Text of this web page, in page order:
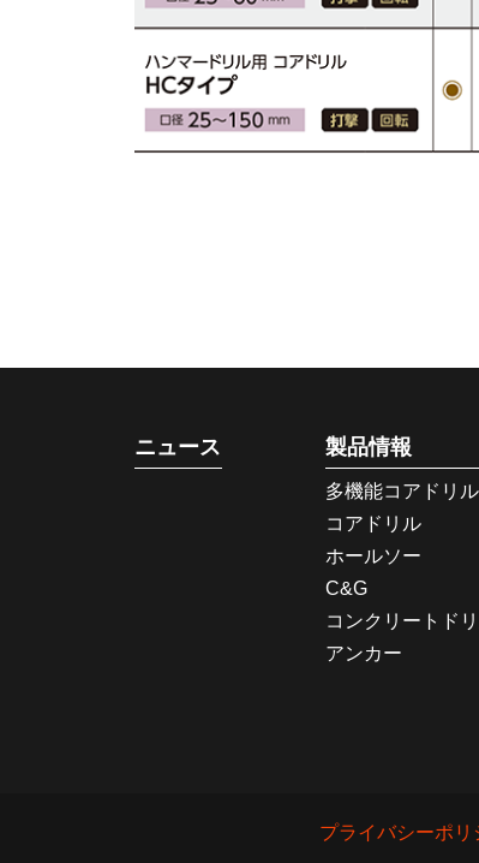
ニュース 製品情報
多機能コアドリ
コアドリル
ホールソー
C&G
コンクリートド
アンカー
プライバシーポリ